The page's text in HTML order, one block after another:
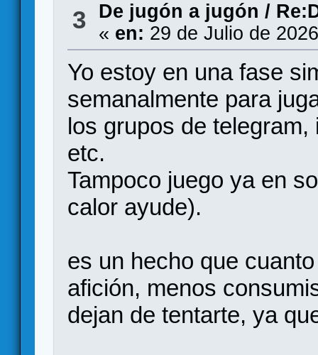
3 De jugón a jugón /
« en: 29 de Julio de
Yo estoy en una fase
semanalmente para
los grupos de
etc.
Tampoco juego ya en
calor ayude).
es un hecho que
afición, menos
dejan de tentarte, ya